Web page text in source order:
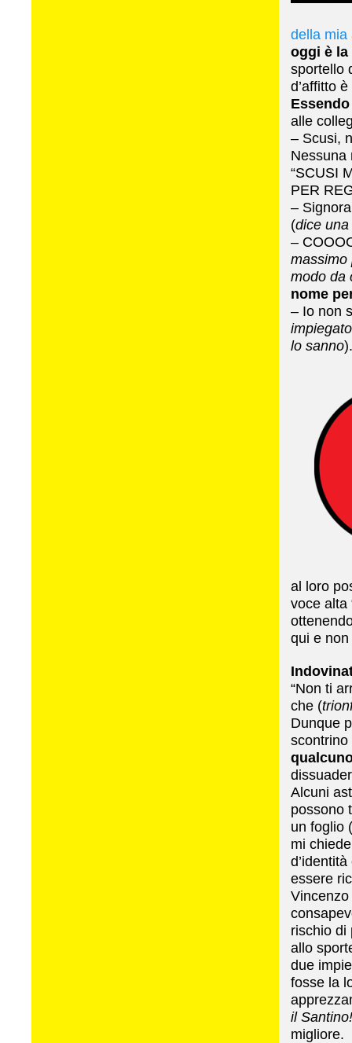
della mia
oggi è
sportello
d’affitto
alle
– Scusi,
Nessuna
“SCUSI
PER
–
(dice
–
massimo
modo da
nome
– Io non
lo sanno).
al loro
voce alta
qui e
“Non ti
che (
Dunque
Alcuni
possono
un foglio (
mi
essere
rischio di
allo
due
fosse la
il
migliore.